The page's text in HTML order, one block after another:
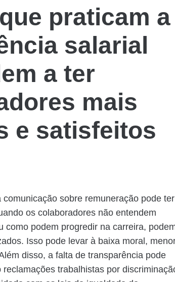
praticam a
salarial
a ter
mais
e satisfeitos
sobre remuneração pode ter
os colaboradores não entendem
como podem progredir na carreira,
Isso pode levar à baixa moral,
disso, a falta de transparência pode
trabalhistas por